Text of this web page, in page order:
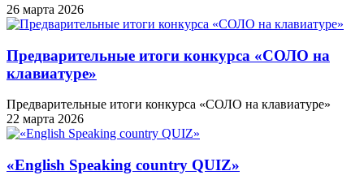
26 марта 2026
Предварительные итоги конкурса «СОЛО на
клавиатуре»
Предварительные итоги конкурса «СОЛО на клавиатуре»
22 марта 2026
«English Speaking country QUIZ»